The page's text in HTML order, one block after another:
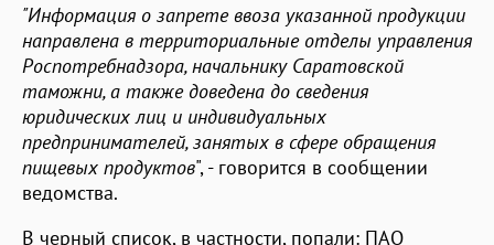
"Информация о запрете ввоза указанной продукции
направлена в территориальные отделы управления
Роспотребнадзора, начальнику Саратовской
таможни, а также доведена до сведения
юридических лиц и индивидуальных
предпринимателей, занятых в сфере обращения
пищевых продуктов", - говорится в сообщении
ведомства.
В черный список, в частности, попали: ПАО